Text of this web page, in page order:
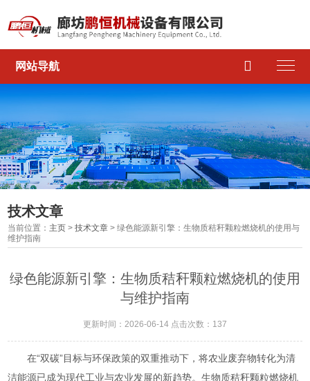
网站导航 
技术文章
当前位置： 主页 >技术文章 > 绿色能源新引擎：生物质秸秆颗粒燃烧机的使用与
维护指南
绿色能源新引擎：生物质秸秆颗粒燃烧机的使用
与维护指南
更新时间：2026-06-14 点击次数：137
在“双碳”目标与环保政策的双重推动下，将农业废弃物转化为清
洁能源已成为现代工业与农业发展的新趋势。生物质秸秆颗粒燃烧机